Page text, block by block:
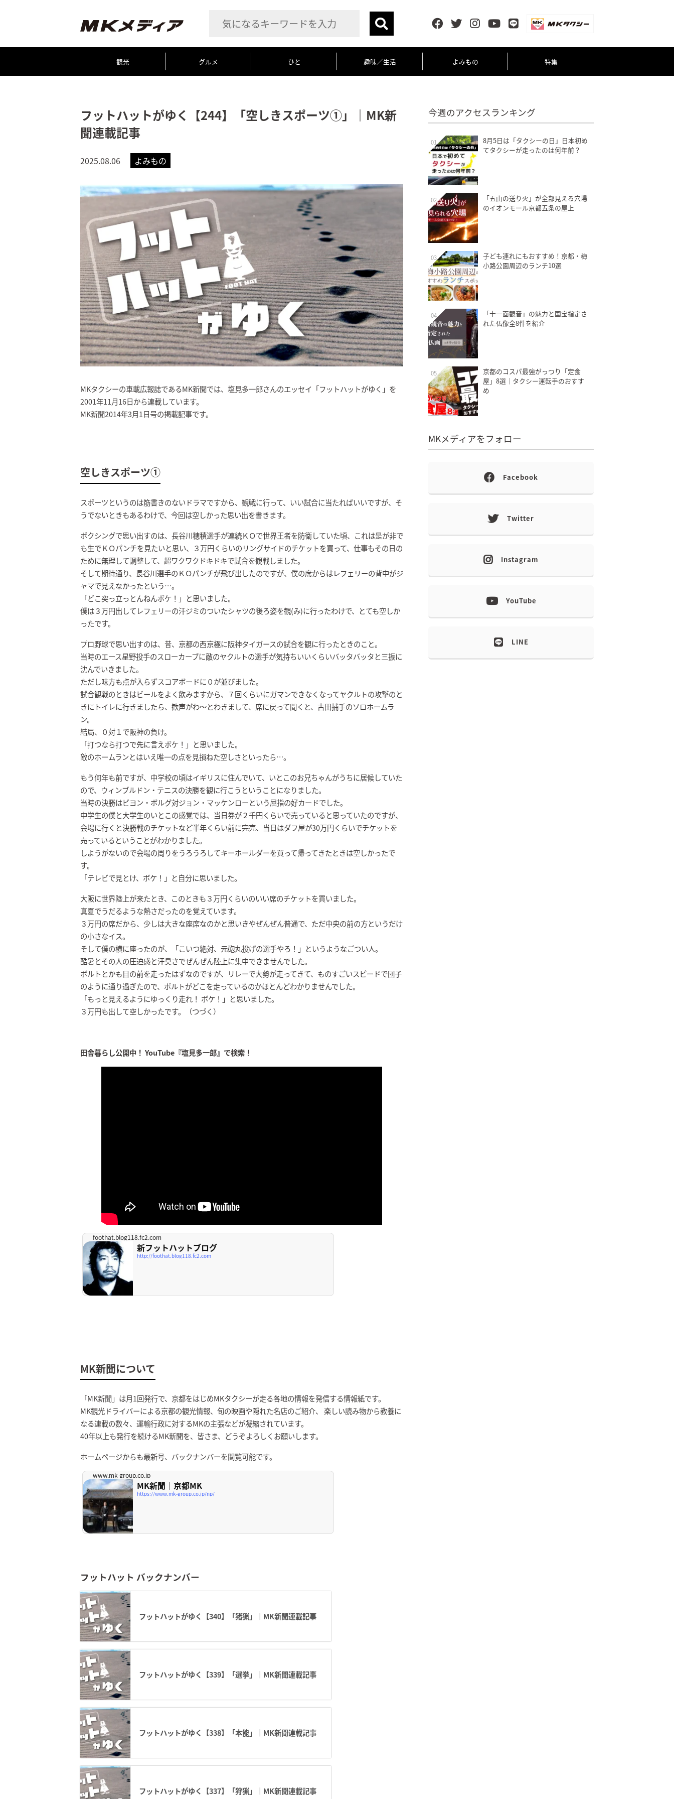
観光 グルメ ひと 趣味／生活 よみもの 特集
フットハットがゆく【244】「空しきスポーツ①」｜MK新
聞連載記事
2025.08.06 よみもの
MKタクシーの車載広報誌であるMK新聞では、塩見多一郎さんのエッセイ「フットハットがゆく」を
2001年11月16日から連載しています。
MK新聞2014年3月1日号の掲載記事です。
空しきスポーツ①
スポーツというのは筋書きのないドラマですから、観戦に行って、いい試合に当たればいいですが、そ
うでないときもあるわけで、今回は空しかった思い出を書きます。
ボクシングで思い出すのは、長谷川穂積選手が連続ＫＯで世界王者を防衛していた頃、これは是が非で
も生でＫＯパンチを見たいと思い、３万円くらいのリングサイドのチケットを買って、仕事もその日の
ために無理して調整して、超ワクワクドキドキで試合を観戦しました。
そして期待通り、長谷川選手のＫＯパンチが飛び出したのですが、僕の席からはレフェリーの背中がジ
ャマで見えなかったという…。
「どこ突っ立っとんねんボケ！」と思いました。
僕は３万円出してレフェリーの汗ジミのついたシャツの後ろ姿を観(み)に行ったわけで、とても空しか
ったです。
プロ野球で思い出すのは、昔、京都の西京極に阪神タイガースの試合を観に行ったときのこと。
当時のエース星野投手のスローカーブに敵のヤクルトの選手が気持ちいいくらいバッタバッタと三振に
沈んでいきました。
ただし味方も点が入らずスコアボードに０が並びました。
試合観戦のときはビールをよく飲みますから、７回くらいにガマンできなくなってヤクルトの攻撃のと
きにトイレに行きましたら、歓声がわ〜とわきまして、席に戻って聞くと、古田捕手のソロホームラ
ン。
結局、０対１で阪神の負け。
「打つなら打つで先に言えボケ！」と思いました。
敵のホームランとはいえ唯一の点を見損ねた空しさといったら…。
もう何年も前ですが、中学校の頃はイギリスに住んでいて、いとこのお兄ちゃんがうちに居候していた
ので、ウィンブルドン・テニスの決勝を観に行こうということになりました。
当時の決勝はビヨン・ボルグ対ジョン・マッケンローという屈指の好カードでした。
中学生の僕と大学生のいとこの感覚では、当日券が２千円くらいで売っていると思っていたのですが、
会場に行くと決勝戦のチケットなど半年くらい前に完売、当日はダフ屋が30万円くらいでチケットを
売っているということがわかりました。
しようがないので会場の周りをうろうろしてキーホールダーを買って帰ってきたときは空しかったで
す。
「テレビで見とけ、ボケ！」と自分に思いました。
大阪に世界陸上が来たとき、このときも３万円くらいのいい席のチケットを買いました。
真夏でうだるような熱さだったのを覚えています。
３万円の席だから、少しは大きな座席なのかと思いきやぜんぜん普通で、ただ中央の前の方というだけ
の小さなイス。
そして僕の横に座ったのが、「こいつ絶対、元砲丸投げの選手やろ！」というようなごつい人。
酷暑とその人の圧迫感と汗臭さでぜんぜん陸上に集中できませんでした。
ボルトとかも目の前を走ったはずなのですが、リレーで大勢が走ってきて、ものすごいスピードで団子
のように通り過ぎたので、ボルトがどこを走っているのかほとんどわかりませんでした。
「もっと見えるようにゆっくり走れ！ ボケ！」と思いました。
３万円も出して空しかったです。（つづく）
田舎暮らし公開中！ YouTube『塩見多一郎』で検索！
foothat.blog118.fc2.com
新フットハットブログ
http://foothat.blog118.fc2.com
MK新聞について
「MK新聞」は月1回発行で、京都をはじめMKタクシーが走る各地の情報を発信する情報紙です。
MK観光ドライバーによる京都の観光情報、旬の映画や隠れた名店のご紹介、 楽しい読み物から教養に
なる連載の数々、運輸行政に対するMKの主張などが凝縮されています。
40年以上も発行を続けるMK新聞を、皆さま、どうぞよろしくお願いします。
ホームページからも最新号、バックナンバーを閲覧可能です。
www.mk-group.co.jp
MK新聞｜京都MK
https://www.mk-group.co.jp/np/
フットハット バックナンバー
フットハットがゆく【340】「猪猟」｜MK新聞連載記事
フットハットがゆく【339】「選挙」｜MK新聞連載記事
フットハットがゆく【338】「本能」｜MK新聞連載記事
フットハットがゆく【337】「狩猟」｜MK新聞連載記事
今週のアクセスランキング
01
8月5日は「タクシーの日」日本初め
てタクシーが走ったのは何年前？
02
「五山の送り火」が全部見える穴場
のイオンモール京都五条の屋上
03
子ども連れにもおすすめ！京都・梅
小路公園周辺のランチ10選
04
「十一面観音」の魅力と国宝指定さ
れた仏像全8件を紹介
05
京都のコスパ最強がっつり「定食
屋」8選｜タクシー運転手のおすす
め
MKメディアをフォロー
Facebook
Twitter
Instagram
YouTube
LINE